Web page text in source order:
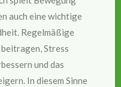
auch eine wichtige
Regelmäßige
Stress
und das
In diesem Sinne